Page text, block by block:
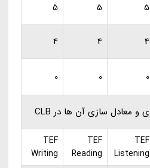
5
5
5
4
4
4
0
0
0
TEF
Listening
TEF
Reading
TEF
Writing